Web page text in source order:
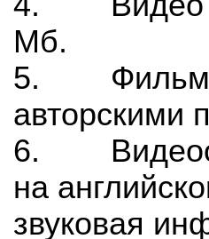
Мб.
5. Фильмы
авторскими
6.
на
звуковая